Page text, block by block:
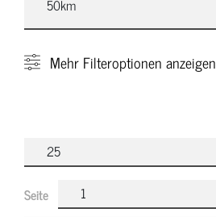
Mehr Filteroptionen anzeigen
Seite